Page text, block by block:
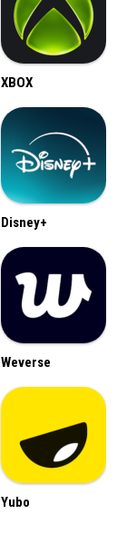
XBOX
Disney+
Weverse
Yubo